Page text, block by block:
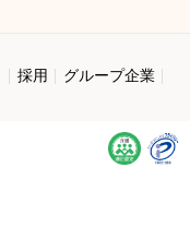
採用
グループ企業